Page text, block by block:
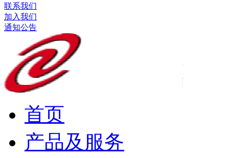
联系我们
加入我们
通知公告
首页
产品及服务